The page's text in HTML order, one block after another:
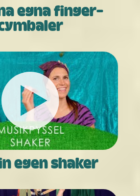
egna finger­­
egen shaker